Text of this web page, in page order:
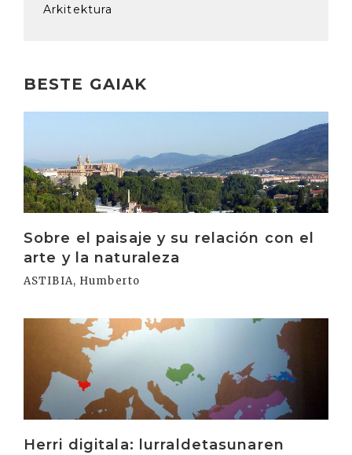
Arkitektura
BESTE GAIAK
Sobre el paisaje y su relación con el
arte y la naturaleza
ASTIBIA, Humberto
Herri digitala: lurraldetasunaren
Irakurri